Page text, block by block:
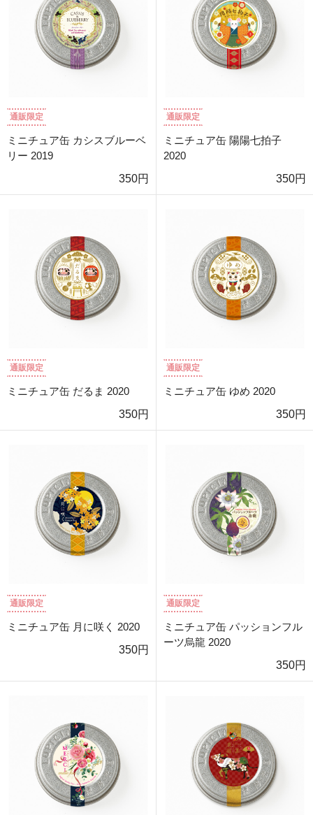
通販限定
ミニチュア缶 カシスブルーベ
リー 2019
350円
通販限定
ミニチュア缶 陽陽七拍子
2020
350円
通販限定
ミニチュア缶 だるま 2020
350円
通販限定
ミニチュア缶 ゆめ 2020
350円
通販限定
ミニチュア缶 月に咲く 2020
350円
通販限定
ミニチュア缶 パッションフル
ーツ烏龍 2020
350円